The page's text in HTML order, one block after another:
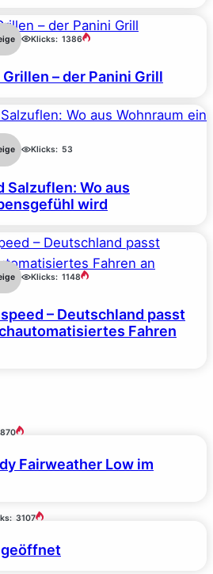
Klicks: 1386
– der Panini Grill
Klicks: 53
Salzuflen: Wo aus
wird
Klicks: 1148
– Deutschland passt
Fahren
Fairweather Low im
3107